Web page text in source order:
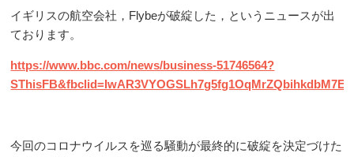
イギリスの航空会社，Flybeが破綻した，というニュースが出
ております。
https://www.bbc.com/news/business-51746564?
今回のコロナウイルスを巡る騒動が最終的に破綻を決定づけた